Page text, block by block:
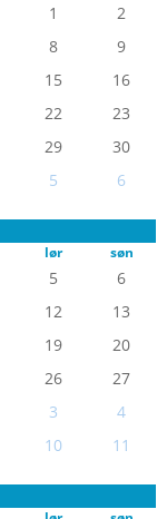
1
2
8
9
15
16
22
23
29
30
5 6
lør søn
5
6
12
13
19
20
26
27
3
4
10 11